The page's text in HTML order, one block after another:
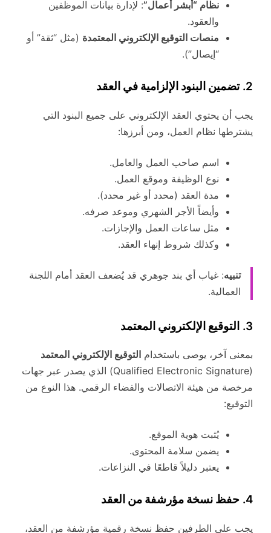
نظام “أبشر أعمال”: لإدارة بيانات الموظفين
والعقود.
منصات التوقيع الإلكتروني المعتمدة (مثل “ثقة” أو
“إيصال”).
2. تضمين البنود الإلزامية في العقد
يجب أن يحتوي العقد الإلكتروني على جميع البنود التي
يشترطها نظام العمل، ومن أبرزها:
اسم صاحب العمل والعامل.
نوع الوظيفة وموقع العمل.
مدة العقد (محدد أو غير محدد).
وأيضاً الأجر الشهري وموعد صرفه.
مثل ساعات العمل والإجازات.
وكذلك شروط إنهاء العقد.
تنبيه: غياب أي بند جوهري قد يُضعف العقد أمام اللجنة
العمالية.
3. التوقيع الإلكتروني المعتمد
بمعنى آخر، يوصى باستخدام التوقيع الإلكتروني المعتمد
(Qualified Electronic Signature) الذي يصدر عبر جهات
مرخصة من هيئة الاتصالات والفضاء الرقمي. هذا النوع من
التوقيع:
يُثبت هوية الموقع.
يضمن سلامة المحتوى.
يعتبر دليلاً قاطعًا في النزاعات.
4. حفظ نسخة مؤرشفة من العقد
يجب على الطرفين حفظ نسخة رقمية مؤرشفة من العقد،